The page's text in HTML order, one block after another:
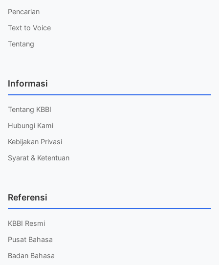
Pencarian
Text to Voice
Tentang
Informasi
Tentang KBBI
Hubungi Kami
Kebijakan Privasi
Syarat & Ketentuan
Referensi
KBBI Resmi
Pusat Bahasa
Badan Bahasa